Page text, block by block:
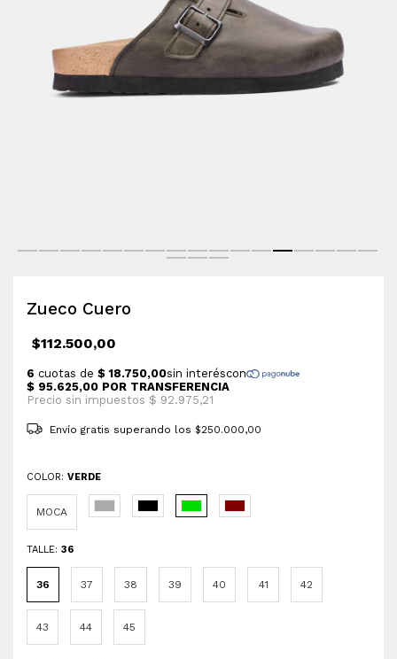
Zueco Cuero
$112.500,00
Envío gratis superando los $250.000,00
COLOR: VERDE
MOCA
TALLE: 36
36 37 38 39 40 41 42
43 44 45